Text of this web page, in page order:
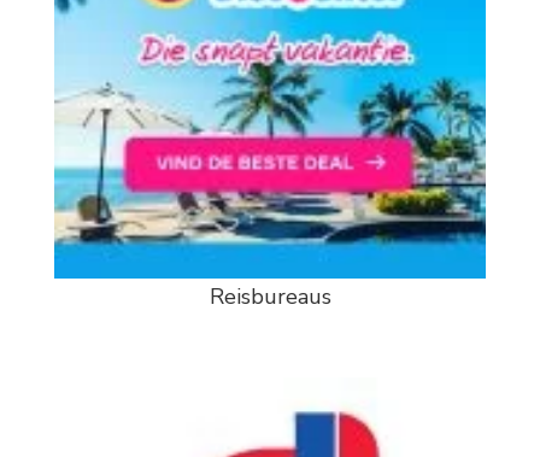
Reisbureaus